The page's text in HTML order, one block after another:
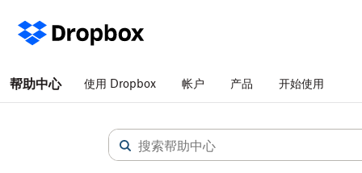
帮助中心 使用 Dropbox 帐户 产品 开始使用